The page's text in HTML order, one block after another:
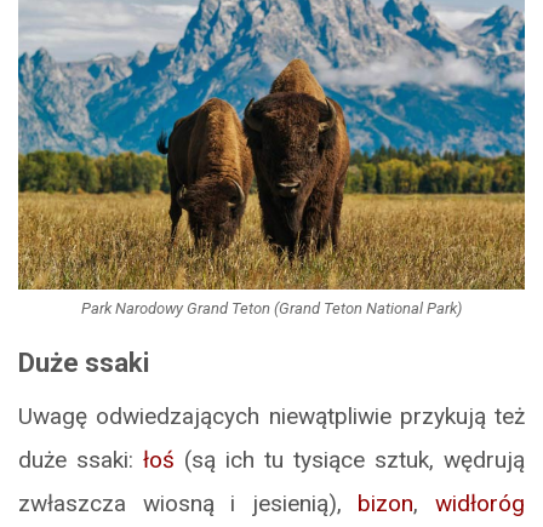
Park Narodowy Grand Teton (Grand Teton National Park)
Duże ssaki
Uwagę odwiedzających niewątpliwie przykują też
duże ssaki: łoś (są ich tu tysiące sztuk, wędrują
zwłaszcza wiosną i jesienią), bizon,widłoróg